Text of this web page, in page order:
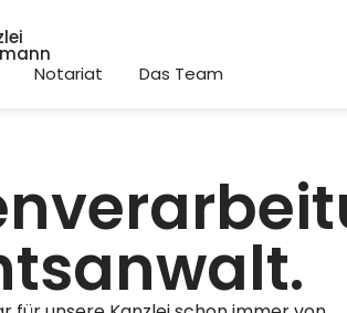
Notariat Das Team